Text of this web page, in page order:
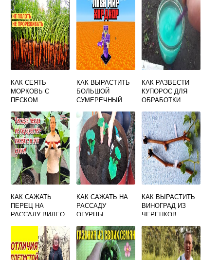
КАК СЕЯТЬ
МОРКОВЬ С
ПЕСКОМ
КАК ВЫРАСТИТЬ
БОЛЬШОЙ
СУМЕРЕЧНЫЙ
МИРЕ
КАК РАЗВЕСТИ
КУПОРОС ДЛЯ
ОБРАБОТКИ
ТЕПЛИЦЕ
МЕДНЫЙ
КАК САЖАТЬ
ПЕРЕЦ НА
РАССАДУ ВИДЕО
КАК САЖАТЬ НА
РАССАДУ
ОГУРЦЫ
КАК ВЫРАСТИТЬ
ВИНОГРАД ИЗ
ЧЕРЕНКОВ
ДОМАШНИХ
УСЛОВИЯХ